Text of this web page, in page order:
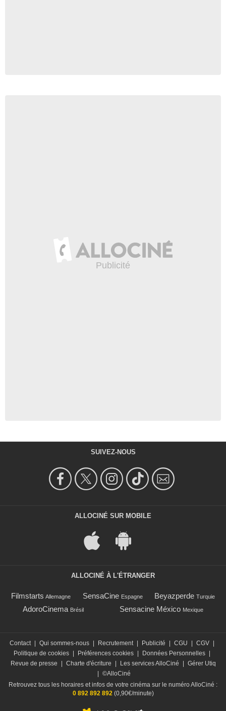
SUIVEZ-NOUS
ALLOCINÉ SUR MOBILE
ALLOCINÉ À L'ÉTRANGER
Filmstarts Allemagne SensaCine Espagne Beyazperde Turquie
AdoroCinema Brésil Sensacine México Mexique
Contact Qui sommes-nous Recrutement Publicité CGU CGV
Politique de cookies
Préférences cookies Données Personnelles
Revue de presse
Charte d'écriture Les services AlloCiné
Gérer Utiq
©AlloCiné
Retrouvez tous les horaires et infos de votre cinéma sur le numéro AlloCiné :
0 892 892 892(0,90€/minute)